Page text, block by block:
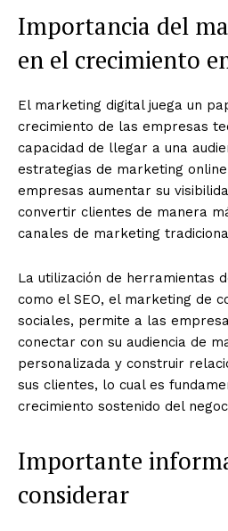
Importancia del
en el crecimiento
El marketing digital juega un
crecimiento de las empresas
capacidad de llegar a una
estrategias de marketing
empresas aumentar su
convertir clientes de manera
canales de marketing
La utilización de herramientas
como el SEO, el marketing de
sociales, permite a las
conectar con su audiencia de
personalizada y construir
sus clientes, lo cual es
crecimiento sostenido del
Importante
considerar